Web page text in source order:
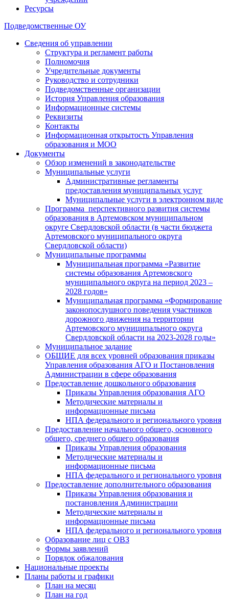
Ресурсы
Подведомственные ОУ
Сведения об управлении
Структура и регламент работы
Полномочия
Учредительные документы
Руководство и сотрудники
Подведомственные организации
История Управления образования
Информационные системы
Реквизиты
Контакты
Информационная открытость Управления
образования и МОО
Документы
Обзор изменений в законодательстве
Муниципальные услуги
Административные регламенты
предоставления муниципальных услуг
Муниципальные услуги в электронном виде
Программа перспективного развития системы
образования в Артемовском муниципальном
округе Свердловской области (в части бюджета
Артемовского муниципального округа
Свердловской области)
Муниципальные программы
Муниципальная программа «Развитие
системы образования Артемовского
муниципального округа на период 2023 –
2028 годов»
Муниципальная программа «Формирование
законопослушного поведения участников
дорожного движения на территории
Артемовского муниципального округа
Свердловской области на 2023-2028 годы»
Муниципальное задание
ОБЩИЕ для всех уровней образования приказы
Управления образования АГО и Постановления
Администрации в сфере образования
Предоставление дошкольного образования
Приказы Управления образования АГО
Методические материалы и
информационные письма
НПА федерального и регионального уровня
Предоставление начального общего, основного
общего, среднего общего образования
Приказы Управления образования
Методические материалы и
информационные письма
НПА федерального и регионального уровня
Предоставление дополнительного образования
Приказы Управления образования и
постановления Администрации
Методические материалы и
информационные письма
НПА федерального и регионального уровня
Образование лиц с ОВЗ
Формы заявлений
Порядок обжалования
Национальные проекты
Планы работы и графики
План на месяц
План на год